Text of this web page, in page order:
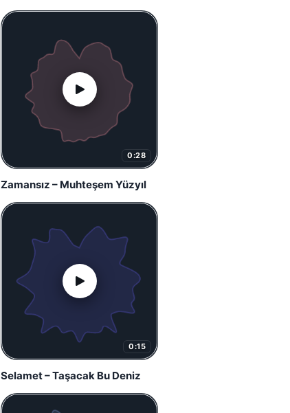
0:28
Zamansız – Muhteşem Yüzyıl
0:15
Selamet – Taşacak Bu Deniz